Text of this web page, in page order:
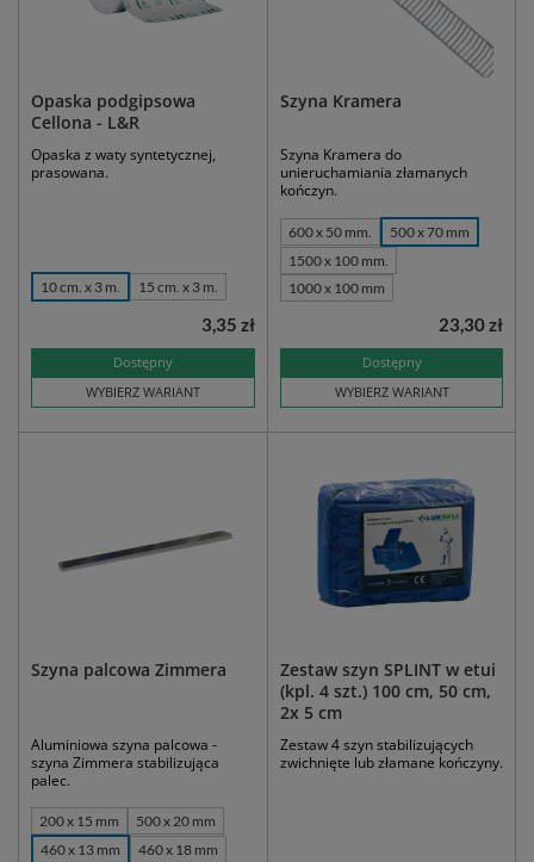
Opaska podgipsowa
Cellona - L&R
Opaska z waty syntetycznej,
prasowana.
10 cm. x 3 m. 15 cm. x 3 m.
Dostępny
WYBIERZ WARIANT
3,35 zł
Szyna Kramera
Szyna Kramera do
unieruchamiania złamanych
kończyn.
600 x 50 mm.
500 x 70 mm
1500 x 100 mm.
1000 x 100 mm
Dostępny
WYBIERZ WARIANT
23,30 zł
Szyna palcowa Zimmera
Aluminiowa szyna palcowa -
szyna Zimmera stabilizująca
palec.
200 x 15 mm
500 x 20 mm
460 x 13 mm
460 x 18 mm
Zestaw szyn SPLINT w etui
(kpl. 4 szt.) 100 cm, 50 cm,
2x 5 cm
Zestaw 4 szyn stabilizujących
zwichnięte lub złamane kończyny.